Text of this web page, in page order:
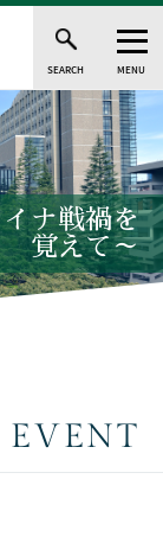
SEARCH MENU
ナ戦禍を
覚えて～
EVENT